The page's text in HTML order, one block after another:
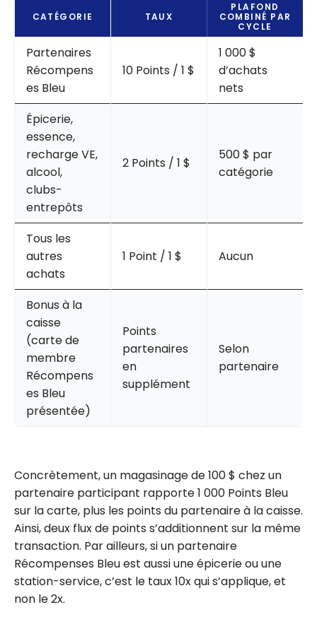
CATÉGORIE TAUX
PLAFOND
COMBINÉ PAR
CYCLE
Partenaires
Récompens
es Bleu
10 Points / 1 $
1 000 $
d’achats
nets
Épicerie,
essence,
recharge VE,
alcool,
clubs-
entrepôts
2 Points / 1 $
500 $ par
catégorie
Tous les
autres
achats
1 Point / 1 $ Aucun
Bonus à la
caisse
(carte de
membre
Récompens
es Bleu
présentée)
Points
partenaires
en
supplément
Selon
partenaire
Concrètement, un magasinage de 100 $ chez un
partenaire participant rapporte 1 000 Points Bleu
sur la carte, plus les points du partenaire à la caisse.
Ainsi, deux flux de points s’additionnent sur la même
transaction. Par ailleurs, si un partenaire
Récompenses Bleu est aussi une épicerie ou une
station-service, c’est le taux 10x qui s’applique, et
non le 2x.